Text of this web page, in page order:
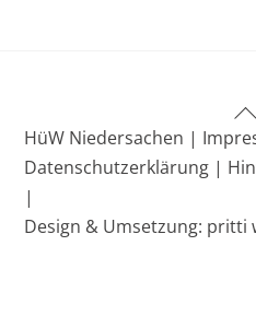
HüW Niedersachen |
Datenschutzerklärung |
|
Design & Umsetzung: pritti